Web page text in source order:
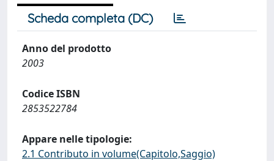
Scheda completa (DC)
Anno del prodotto
2003
Codice ISBN
2853522784
Appare nelle tipologie:
2.1 Contributo in volume(Capitolo,Saggio)